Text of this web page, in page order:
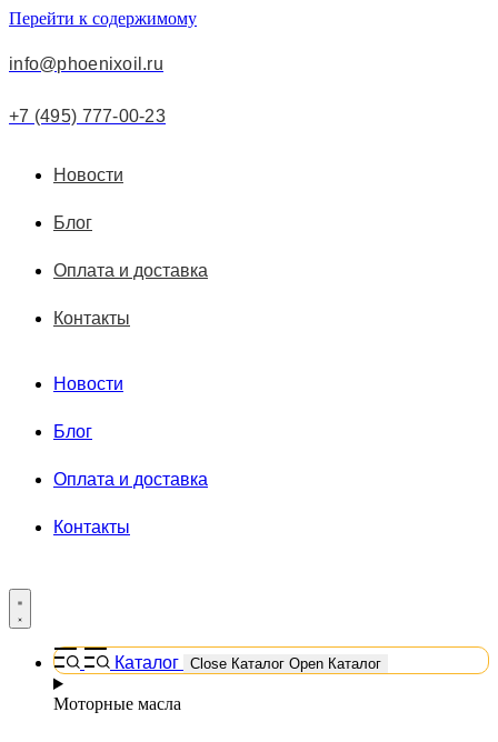
Перейти к содержимому
info@phoenixoil.ru
+7 (495) 777-00-23
Новости
Блог
Оплата и доставка
Контакты
Новости
Блог
Оплата и доставка
Контакты
Каталог Close Каталог Open Каталог
Моторные масла